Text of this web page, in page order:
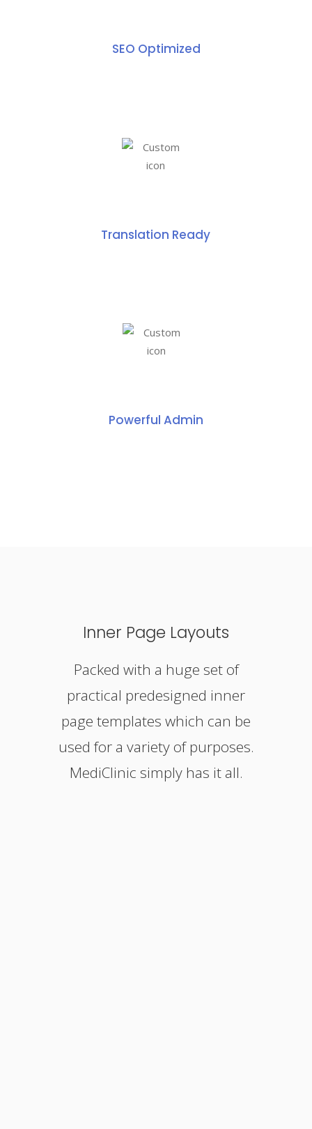
SEO Optimized
Translation Ready
Powerful Admin
Inner Page Layouts
Packed with a huge set of
practical predesigned inner
page templates which can be
used for a variety of purposes.
MediClinic simply has it all.